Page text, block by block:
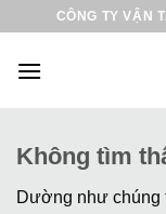
CÔNG TY VẬN
Không tìm
Dường như chúng